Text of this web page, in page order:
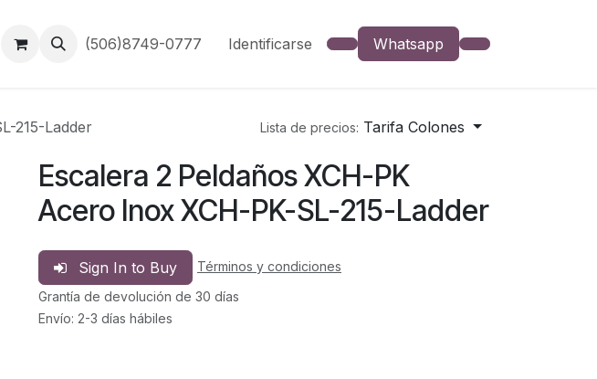
(506)8749-0777 Identificarse Whatsapp
215-Ladder Lista de precios: Tarifa Colones
Escalera 2 Peldaños XCH-PK
Acero Inox XCH-PK-SL-215-Ladder
Sign In to Buy
Términos y condiciones
Grantía de devolución de 30 días
Envío: 2-3 días hábiles